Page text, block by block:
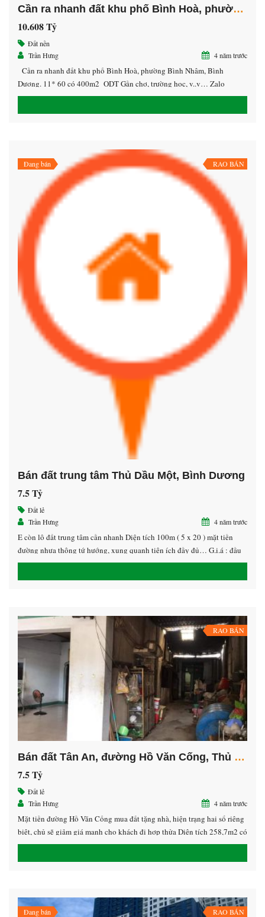
Cần ra nhanh đất khu phố Bình Hoà, phường Bình Nhâm, Bình Dương
10.608 Tỷ
Đất nền
Trần Hưng
4 năm trước
Cần ra nhanh đất khu phố Bình Hoà, phường Bình Nhâm, Bình
Dương. 11* 60 có 400m2 ODT Gần chợ, trường học, v..v… Zalo
0938532572 Hưng
Đang bán RAO BÁN
Bán đất trung tâm Thủ Dầu Một, Bình Dương
7.5 Tỷ
Đất lẻ
Trần Hưng
4 năm trước
E còn lô đất trung tâm cần nhanh Diện tích 100m ( 5 x 20 ) mặt tiền
đường nhựa thông tứ hướng, xung quanh tiện ích đầy đủ… G.i.á : đầu
tư rẽ nhất khu AC cần xem nhắn em<33> LH 0939.478.878 Hưng Zalo
RAO BÁN
Bán đất Tân An, đường Hồ Văn Cống, Thủ Dầu Một Bình Dương
7.5 Tỷ
Đất lẻ
Trần Hưng
4 năm trước
Mặt tiền đường Hồ Văn Cống mua đất tặng nhà, hiện trạng hai sổ riêng
biệt, chủ sẽ giảm giá mạnh cho khách đi hợp thửa Diện tích 258,7m2 có
152m2 ODT Hướng Tây Nam Giá 7,x tỷ ( còn bớt giá làm sổ) LH
Đang bán RAO BÁN